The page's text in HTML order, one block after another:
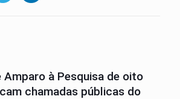
Amparo à Pesquisa de oito
chamadas públicas do